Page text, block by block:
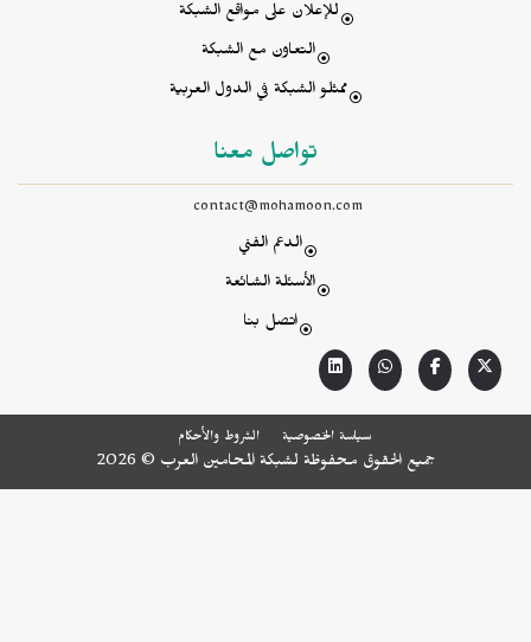
للإعلان على مواقع الشبكة
التعاون مع الشبكة
ممثلو الشبكة في الدول العربية
تواصل معنا
contact@mohamoon.com
الدعم الفني
الأسئلة الشائعة
اتصل بنا
سياسة الخصوصية الشروط والأحكام
جميع الحقوق محفوظة لشبكة المحامين العرب © 2026